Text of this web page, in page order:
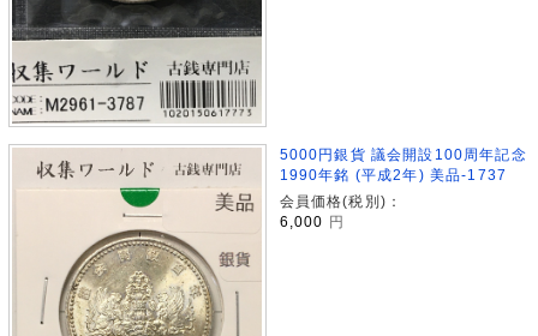
5000円銀貨 議会開設100周年記念
1990年銘 (平成2年) 美品-1737
会員価格(税別)：
6,000
円